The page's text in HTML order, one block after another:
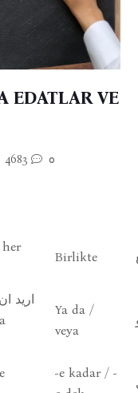
EDATLAR VE
4683 0
Birlikte
اريد
Ya da /
veya
-e kadar / -